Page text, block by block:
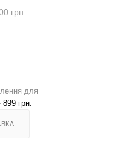
грн.
для
899 грн.